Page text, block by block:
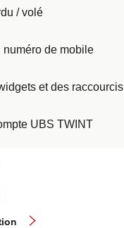
/ volé
de mobile
et des raccourcis
UBS TWINT